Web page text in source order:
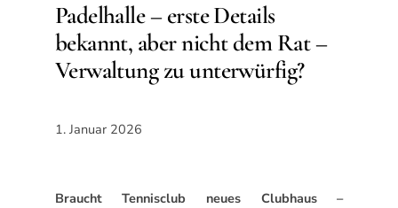
Padelhalle – erste Details
bekannt, aber nicht dem Rat –
Verwaltung zu unterwürfig?
1. Januar 2026
Braucht Tennisclub neues Clubhaus –